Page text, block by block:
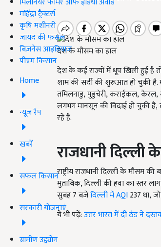
महिंद्रा ट्रैक्टर्स
कृषि मशीनरी
जायद की फसल
बिज़नेस आइडियाज
पीएम किसान
Home
न्यूज़ रैप
खबरें
सफल किसान
सरकारी योजनाएं
ग्रामीण उद्द्योग
देश के मौसम का हाल
देश के कई राज्यों में धूप खिली हुई है
शाम की सर्दी की शुरूआत हो चुकी है.
तमिलनाडु,पुडुचेरी,कराईकल,केरल,
लगभग मानसून की विदाई हो चुकी है,
रहे हैं.
राजधानी दिल्ली
राष्ट्रीय राजधानी दिल्ली के मौसम
मुताबिक, दिल्ली की हवा का स्तर
सुबह7बजेदिल्ली मेंAQI237था,
ये भी पढ़ें:उत्तर भारत में दी ठंड ने